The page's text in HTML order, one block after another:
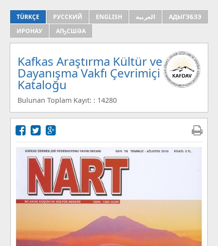
TÜRKÇE РУССКИЙ ENGLISH العربية
АДЫГЭБЗЭ
ИРОНАУ
АҦСШӘА
Kafkas Araştırma Kültür ve
Dayanışma Vakfı Çevrimiçi
Kataloğu
Bulunan Toplam Kayıt: : 14280